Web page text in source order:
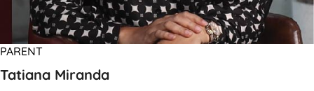
PARENT
Tatiana Miranda